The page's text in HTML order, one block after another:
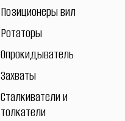
Позиционеры вил
Ротаторы
Опрокидыватель
Захваты
Сталкиватели и
толкатели